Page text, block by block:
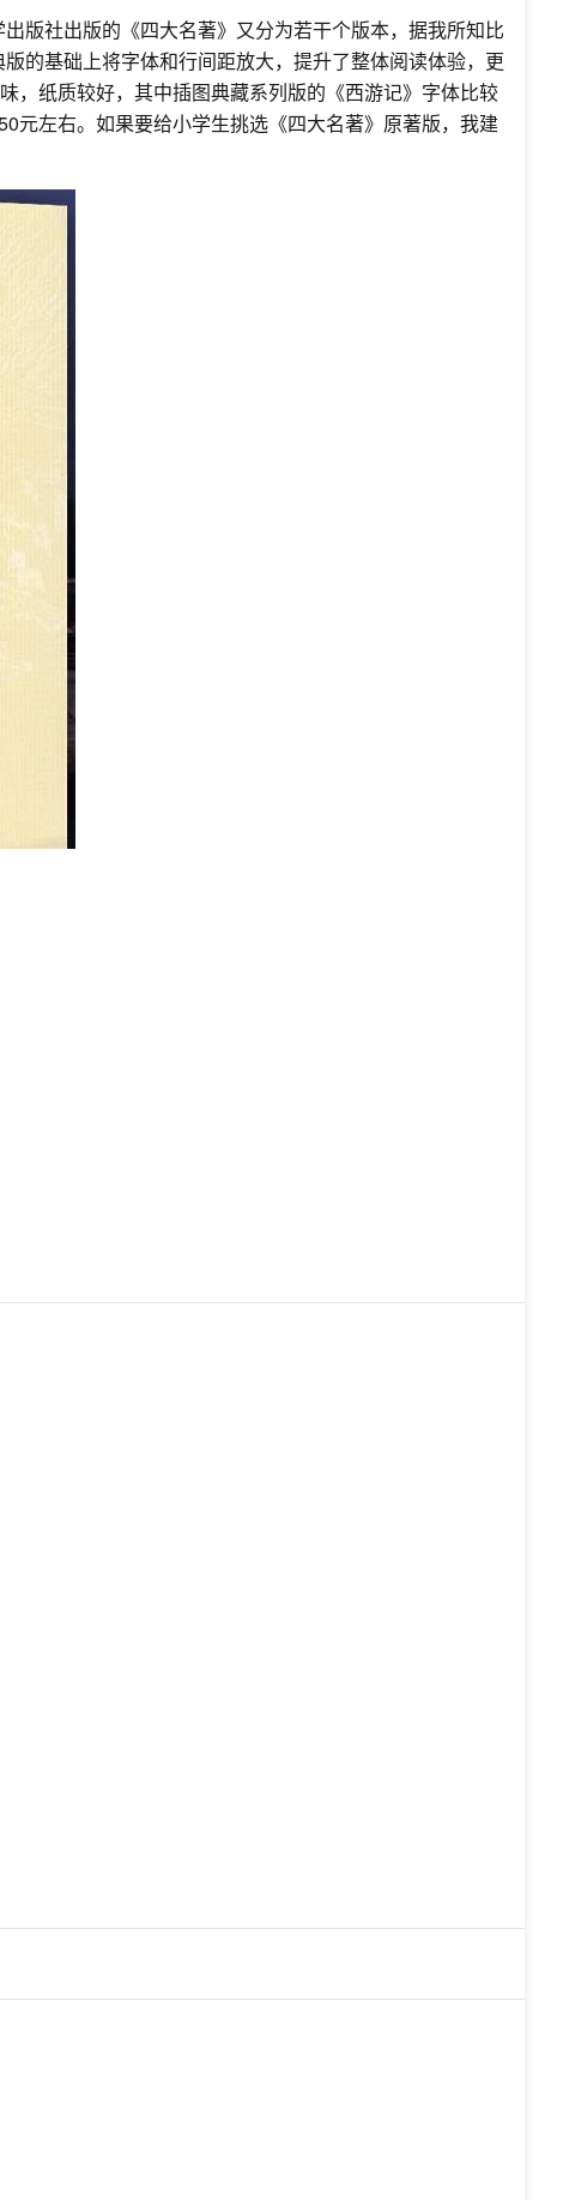
版社出版的《四大名著》又分为若干个版本，据我所知比
的基础上将字体和行间距放大，提升了整体阅读体验，更
，纸质较好，其中插图典藏系列版的《西游记》字体比较
元左右。如果要给小学生挑选《四大名著》原著版，我建